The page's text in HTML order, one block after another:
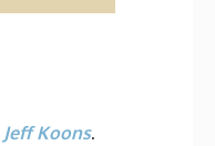
Koons.